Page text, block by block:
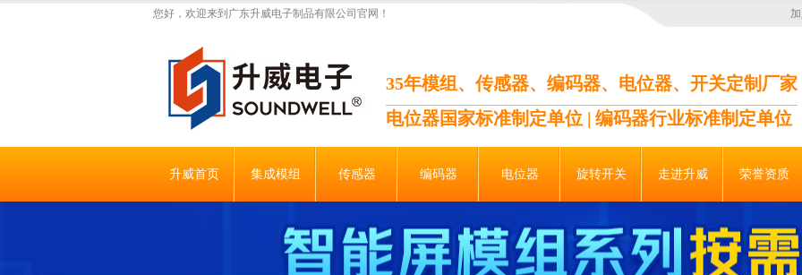
您好，欢迎来到广东升威电子制品有限公司官网！
35年模组、传感器、编码器、电位器、开关定制厂家
电位器国家标准制定单位 | 编码器行业标准制定单位
升威首页 集成模组 传感器 编码器 电位器 旋转开关 走进升威 荣誉资质